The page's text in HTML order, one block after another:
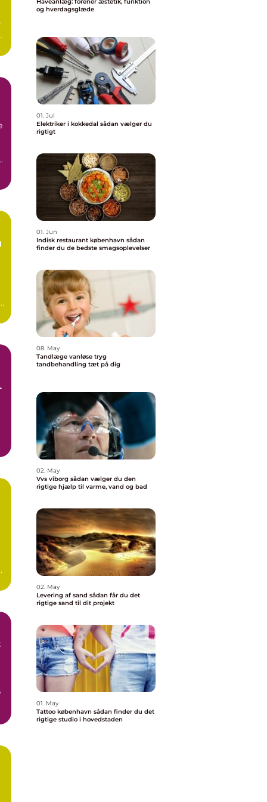
og hverdagsglæde
01. Jul
Elektriker i kokkedal sådan vælger du
rigtigt
01. Jun
Indisk restaurant københavn sådan
finder du de bedste smagsoplevelser
08. May
Tandlæge vanløse tryg
tandbehandling tæt på dig
02. May
Vvs viborg sådan vælger du den
rigtige hjælp til varme, vand og bad
02. May
Levering af sand sådan får du det
rigtige sand til dit projekt
01. May
Tattoo københavn sådan finder du det
rigtige studio i hovedstaden